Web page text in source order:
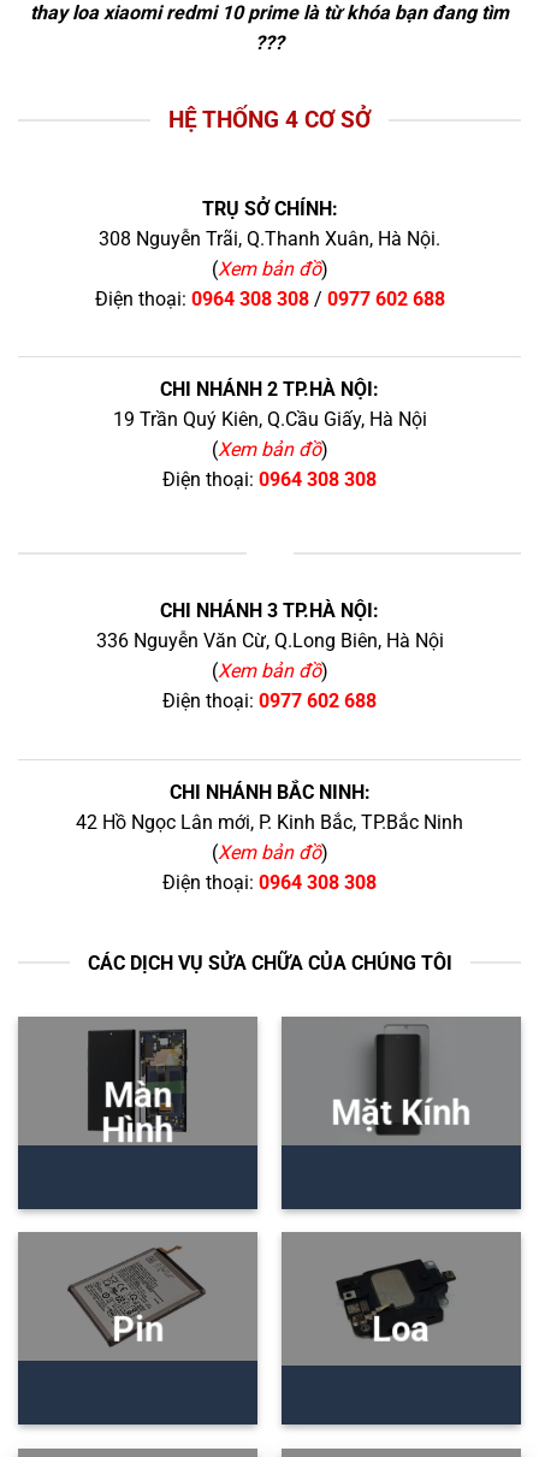
thay loa xiaomi redmi 10 primelà từ khóa bạn đang tìm
???
HỆ THỐNG 4 CƠ SỞ
TRỤ SỞ CHÍNH:
308 Nguyễn Trãi, Q.Thanh Xuân, Hà Nội.
(Xem bản đồ)
Điện thoại: 0964 308 308/ 0977 602 688
CHI NHÁNH 2 TP.HÀ NỘI:
19 Trần Quý Kiên, Q.Cầu Giấy, Hà Nội
(Xem bản đồ)
Điện thoại: 0964 308 308
CHI NHÁNH 3 TP.HÀ NỘI:
336 Nguyễn Văn Cừ, Q.Long Biên, Hà Nội
(Xem bản đồ)
Điện thoại: 0977 602 688
CHI NHÁNH BẮC NINH:
42 Hồ Ngọc Lân mới, P. Kinh Bắc, TP.Bắc Ninh
(Xem bản đồ)
Điện thoại: 0964 308 308
CÁC DỊCH VỤ SỬA CHỮA CỦA CHÚNG TÔI
Màn
Hình
Mặt Kính
Pin Loa